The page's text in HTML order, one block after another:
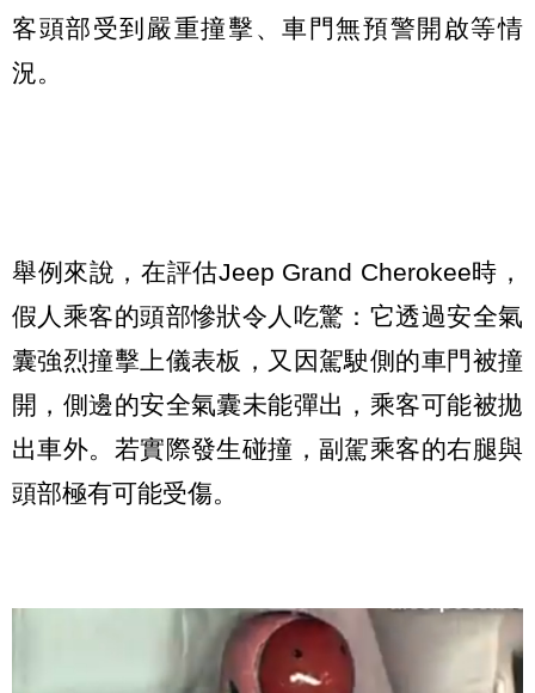
客頭部受到嚴重撞擊、車門無預警開啟等情
況。
舉例來說，在評估Jeep Grand Cherokee時，
假人乘客的頭部慘狀令人吃驚：它透過安全氣
囊強烈撞擊上儀表板，又因駕駛側的車門被撞
開，側邊的安全氣囊未能彈出，乘客可能被拋
出車外。若實際發生碰撞，副駕乘客的右腿與
頭部極有可能受傷。